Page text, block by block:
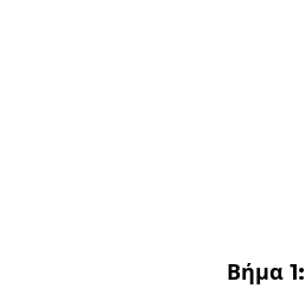
Βήμα 1: